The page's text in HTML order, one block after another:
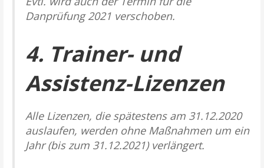
Danprüfung 2021 verschoben.
4. Trainer- und
Assistenz-Lizenzen
Alle Lizenzen, die spätestens am 31.12.2020
auslaufen, werden ohne Maßnahmen um ein
Jahr (bis zum 31.12.2021) verlängert.